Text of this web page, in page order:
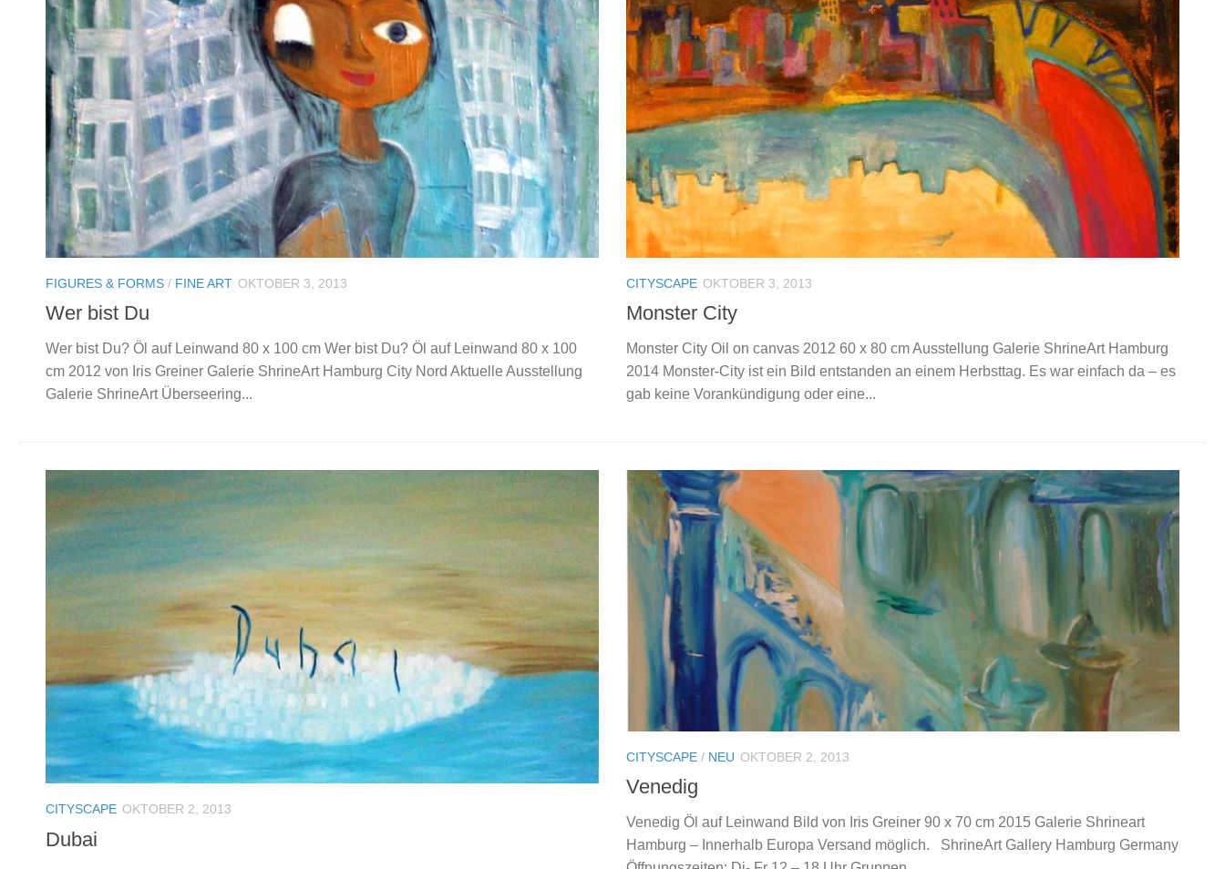
FIGURES & FORMS / FINE ART OKTOBER 3, 2013
Wer bist Du
Wer bist Du? Öl auf Leinwand 80 x 100 cm Wer bist Du? Öl auf Leinwand 80 x 100
cm 2012 von Iris Greiner Galerie ShrineArt Hamburg City Nord Aktuelle Ausstellung
Galerie ShrineArt Überseering...
CITYSCAPE OKTOBER 3, 2013
Monster City
Monster City Oil on canvas 2012 60 x 80 cm Ausstellung Galerie ShrineArt Hamburg
2014 Monster-City ist ein Bild entstanden an einem Herbsttag. Es war einfach da – es
gab keine Vorankündigung oder eine...
CITYSCAPE OKTOBER 2, 2013
Dubai
CITYSCAPE / NEU OKTOBER 2, 2013
Venedig
Venedig Öl auf Leinwand Bild von Iris Greiner 90 x 70 cm 2015 Galerie Shrineart
Hamburg – Innerhalb Europa Versand möglich. ShrineArt Gallery Hamburg Germany